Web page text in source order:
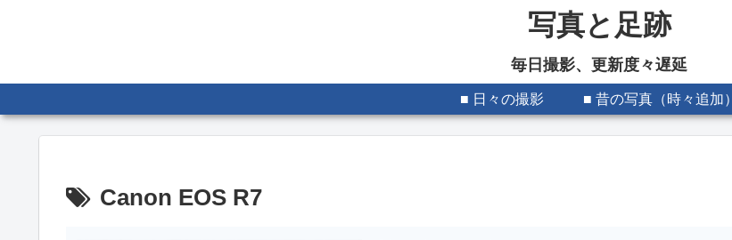
写真と足跡
毎日撮影、更新度々遅延
■ 日々の撮影 ■ 昔の写真（時々追加）
Canon EOS R7